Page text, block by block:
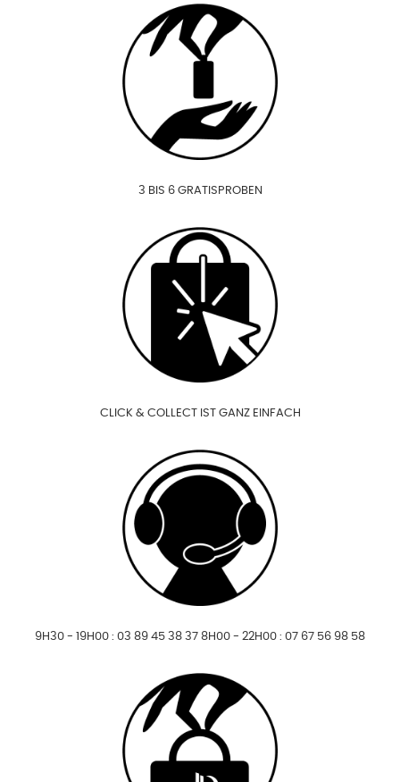
3 BIS 6 GRATISPROBEN
CLICK & COLLECT IST GANZ EINFACH
9H30 - 19H00 : 03 89 45 38 37 8H00 - 22H00 : 07 67 56 98 58